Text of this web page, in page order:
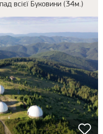
всієї Буковини (34м.)